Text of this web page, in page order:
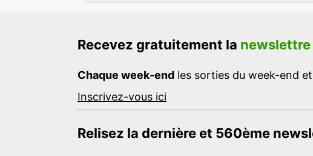
Recevez gratuitement la newslettre
Chaque week-end les sorties du week-end
Inscrivez-vous ici
Relisez la dernière et 560ème